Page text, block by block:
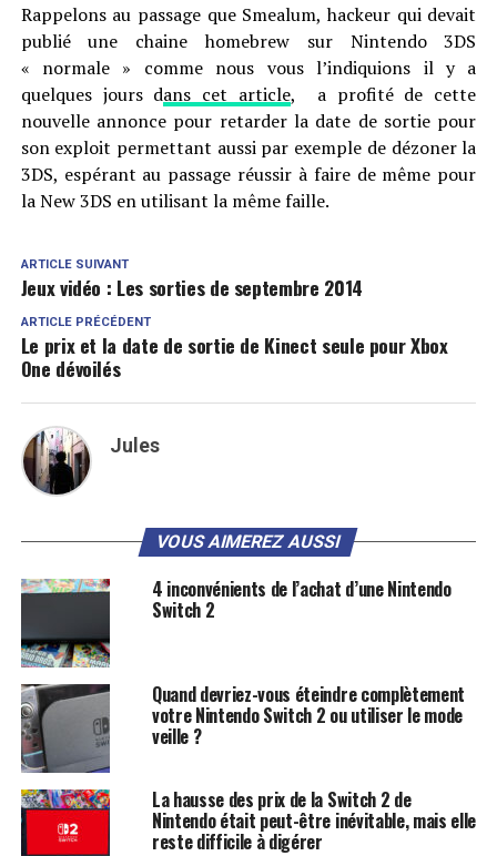
Rappelons au passage que Smealum, hackeur qui devait
publié une chaine homebrew sur Nintendo 3DS
« normale » comme nous vous l’indiquions il y a
quelques jours dans cet article, a profité de cette
nouvelle annonce pour retarder la date de sortie pour
son exploit permettant aussi par exemple de dézoner la
3DS, espérant au passage réussir à faire de même pour
la New 3DS en utilisant la même faille.
ARTICLE SUIVANT
Jeux vidéo : Les sorties de septembre 2014
ARTICLE PRÉCÉDENT
Le prix et la date de sortie de Kinect seule pour Xbox
One dévoilés
Jules
VOUS AIMEREZ AUSSI
4 inconvénients de l’achat d’une Nintendo
Switch 2
Quand devriez-vous éteindre complètement
votre Nintendo Switch 2 ou utiliser le mode
veille ?
La hausse des prix de la Switch 2 de
Nintendo était peut-être inévitable, mais elle
reste difficile à digérer